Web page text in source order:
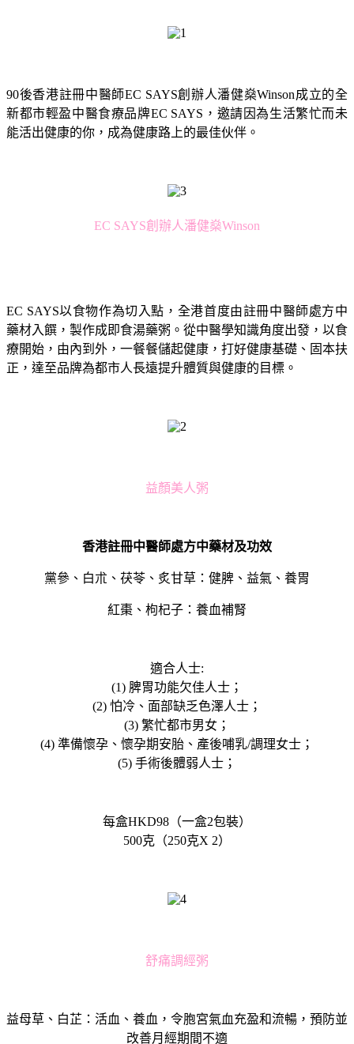
90後香港註冊中醫師EC SAYS創辦人潘健燊Winson成立的全
新都市輕盈中醫食療品牌EC SAYS，邀請因為生活繁忙而未
能活出健康的你，成為健康路上的最佳伙伴。
EC SAYS創辦人潘健燊Winson
EC SAYS以食物作為切入點，全港首度由註冊中醫師處方中
藥材入饌，製作成即食湯藥粥。從中醫學知識角度出發，以食
療開始，由內到外，一餐餐儲起健康，打好健康基礎、固本扶
正，達至品牌為都市人長遠提升體質與健康的目標。
益顏美人粥
香港註冊中醫師處方中藥材及功效
黨參、白朮、茯苓、炙甘草：健脾、益氣、養胃
紅棗、枸杞子：養血補腎
適合人士:
(1) 脾胃功能欠佳人士；
(2) 怕冷、面部缺乏色澤人士；
(3) 繁忙都市男女；
(4) 準備懷孕、懷孕期安胎、產後哺乳/調理女士；
(5) 手術後體弱人士；
每盒HKD98（一盒2包裝）
500克（250克X 2）
舒痛調經粥
益母草、白芷：活血、養血，令胞宮氣血充盈和流暢，預防並
改善月經期間不適